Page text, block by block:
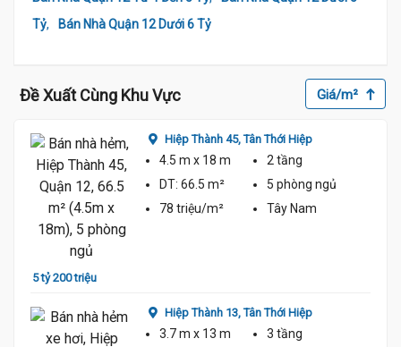
Tỷ, Bán Nhà Quận 12 Dưới 6 Tỷ
Đề Xuất Cùng Khu Vực Giá/m²
5 tỷ 200 triệu
Hiệp Thành 45,Tân Thới Hiệp
4.5 m x 18 m
2 tầng
DT: 66.5 m² 5 phòng ngủ
78 triệu/m²
Tây Nam
Hiệp Thành 13,Tân Thới Hiệp
3.7 m x 13 m
3 tầng